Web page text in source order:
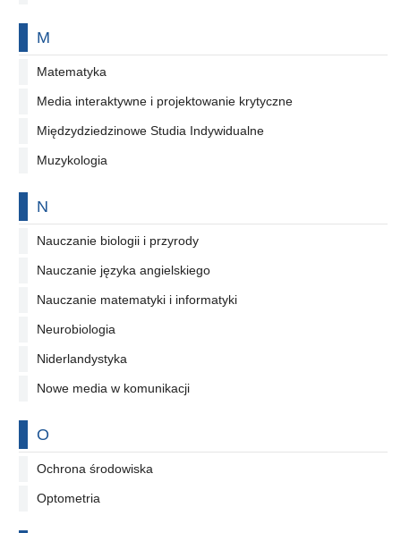
Na literę
M
Matematyka
Media interaktywne i projektowanie krytyczne
Międzydziedzinowe Studia Indywidualne
Muzykologia
Na literę
N
Nauczanie biologii i przyrody
Nauczanie języka angielskiego
Nauczanie matematyki i informatyki
Neurobiologia
Niderlandystyka
Nowe media w komunikacji
Na literę
O
Ochrona środowiska
Optometria